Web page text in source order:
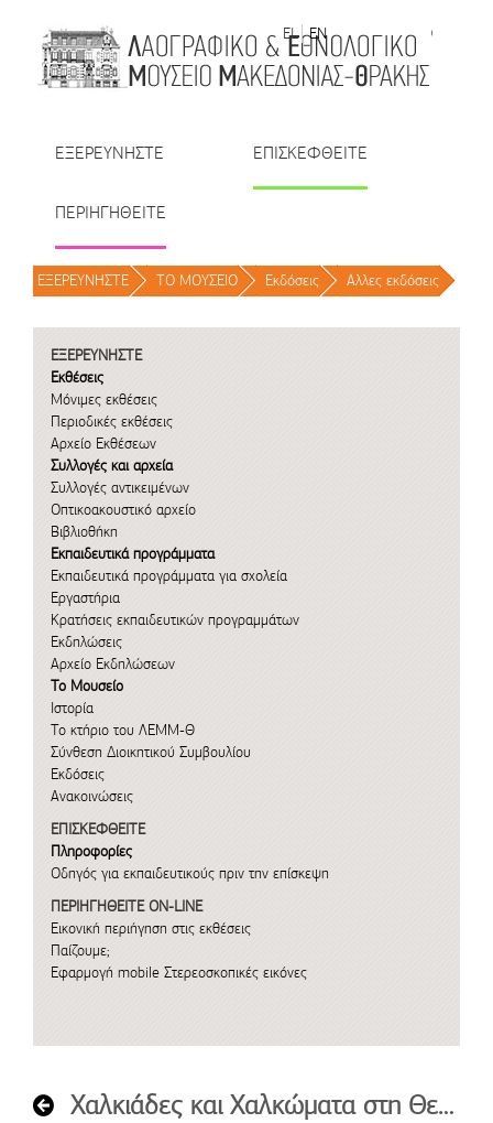
EL
EN | TR | BU | RO
ΕΞΕΡΕΥΝΗΣΤΕ ΕΠΙΣΚΕΦΘΕΙΤΕ
ΠΕΡΙΗΓΗΘΕΙΤΕ
ΕΞΕΡΕΥΝΗΣΤΕ / ΤΟ ΜΟΥΣΕΙΟ / Εκδόσεις / Αλλες εκδόσεις /
ΕΞΕΡΕΥΝΗΣΤΕ
Εκθέσεις
Μόνιμες εκθέσεις
Περιοδικές εκθέσεις
Αρχείο Εκθέσεων
Συλλογές και αρχεία
Συλλογές αντικειμένων
Οπτικοακουστικό αρχείο
Βιβλιοθήκη
Εκπαιδευτικά προγράμματα
Εκπαιδευτικά προγράμματα για σχολεία
Εργαστήρια
Κρατήσεις εκπαιδευτικών προγραμμάτων
Εκδηλώσεις
Αρχείο Εκδηλώσεων
Το Μουσείο
Ιστορία
Το κτήριο του ΛΕΜΜ-Θ
Σύνθεση Διοικητικού Συμβουλίου
Εκδόσεις
Ανακοινώσεις
ΕΠΙΣΚΕΦΘΕΙΤΕ
Πληροφορίες
Οδηγός για εκπαιδευτικούς πριν την επίσκεψη
ΠΕΡΙΗΓΗΘΕΙΤΕ ON-LINE
Εικονική περιήγηση στις εκθέσεις
Παίζουμε;
Εφαρμογή mobile Στερεοσκοπικές εικόνες
Χαλκιάδες και Χαλκώματα στη Θεσσαλονίκη